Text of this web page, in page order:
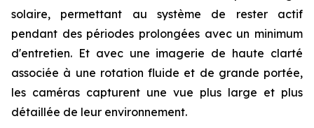
solaire, permettant au système de rester actif
pendant des périodes prolongées avec un minimum
d'entretien. Et avec une imagerie de haute clarté
associée à une rotation fluide et de grande portée,
les caméras capturent une vue plus large et plus
détaillée de leur environnement.